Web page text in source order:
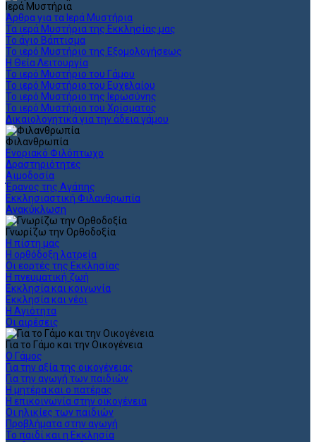
Ιερά Μυστήρια
Άρθρα για τα Ιερά Μυστήρια
Τα ιερά Μυστήρια της Εκκλησίας μας
Το άγιο Βάπτισμα
Το ιερό Μυστήριο της Εξομολογήσεως
Η Θεία Λειτουργία
Το ιερό Μυστήριο του Γάμου
Το ιερό Μυστήριο του Ευχελαίου
Το ιερό Μυστήριο της Ιερωσύνης
Το ιερό Μυστήριο του Χρίσματος
Δικαιολογητικά για την άδεια γάμου
Φιλανθρωπία
Ενοριακό Φιλόπτωχο
Δραστηριότητες
Αιμοδοσία
Έρανος της Αγάπης
Εκκλησιαστική Φιλανθρωπία
Ανακύκλωση
Γνωρίζω την Ορθοδοξία
Η πίστη μας
Η ορθόδοξη λατρεία
Οι εορτές της Εκκλησίας
Η πνευματική ζωή
Εκκλησία και κοινωνία
Εκκλησία και νέοι
Η Αγιότητα
Οι αιρέσεις
Για το Γάμο και την Οικογένεια
Ο Γάμος
Για την αξία της οικογένειας
Για την αγωγή των παιδιών
Η μητέρα και ο πατέρας
Η επικοινωνία στην οικογένεια
Οι ηλικίες των παιδιών
Προβλήματα στην αγωγή
Το παιδί και η Εκκλησία